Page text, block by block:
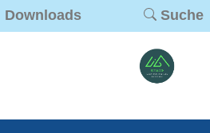
Downloads Suche